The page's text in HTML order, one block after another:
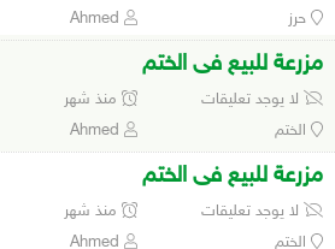
حرز
مزرعة للبيع فى الختم
لا يوجد تعليقات
منذ شهر
الختم
مزرعة للبيع فى الختم
لا يوجد تعليقات
منذ شهر
الختم